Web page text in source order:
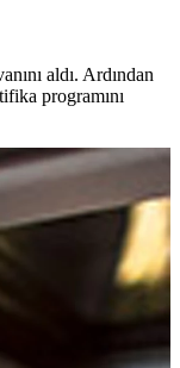
aldı. Ardından
programını